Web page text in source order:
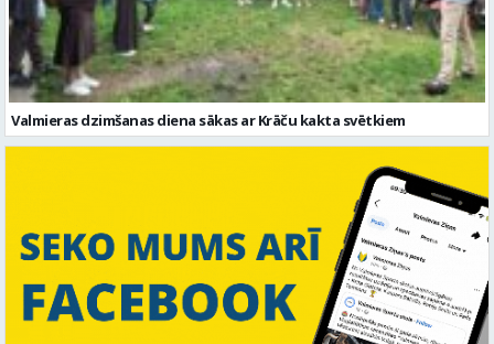
Valmieras dzimšanas diena sākas ar Krāču kakta svētkiem